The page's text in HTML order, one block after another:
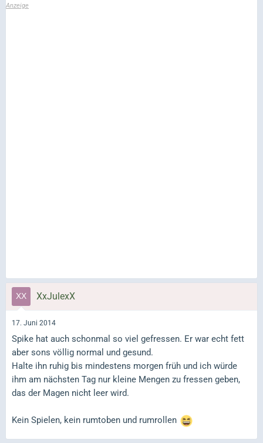
XxJulexX
17. Juni 2014
Spike hat auch schonmal so viel gefressen. Er war echt fett
aber sons völlig normal und gesund.
Halte ihn ruhig bis mindestens morgen früh und ich würde
ihm am nächsten Tag nur kleine Mengen zu fressen geben,
das der Magen nicht leer wird.
Kein Spielen, kein rumtoben und rumrollen